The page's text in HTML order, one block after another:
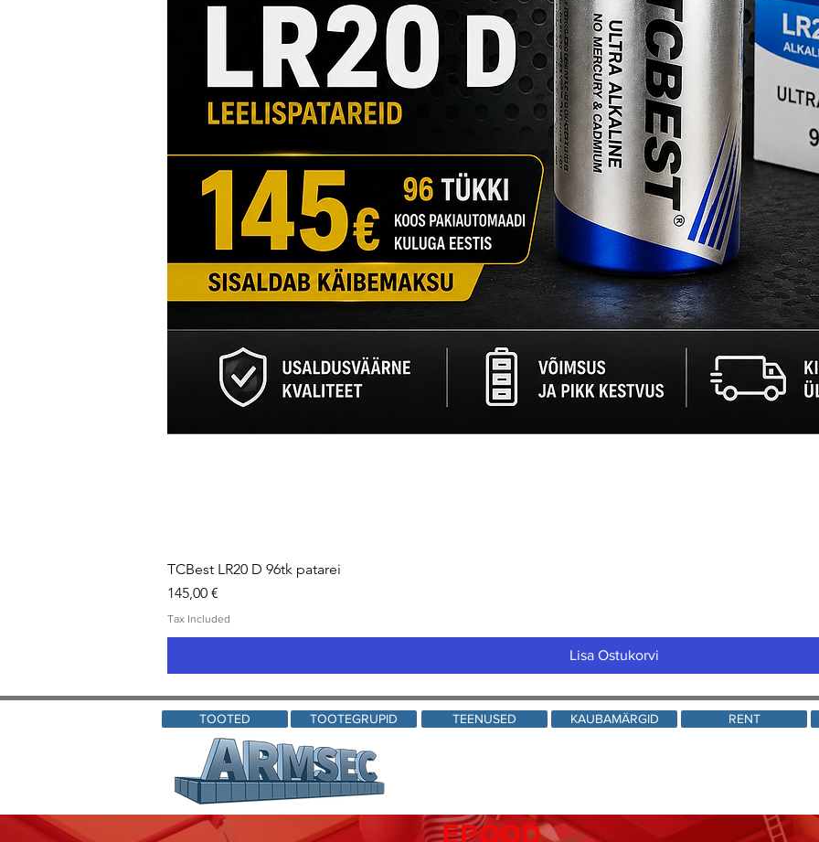
TCBest LR20 D 96tk patarei
Price
145,00 €
Tax Included
Lisa Ostukorvi
TOOTED TOOTEGRUPID TEENUSED KAUBAMÄRGID RENT
EPOOD